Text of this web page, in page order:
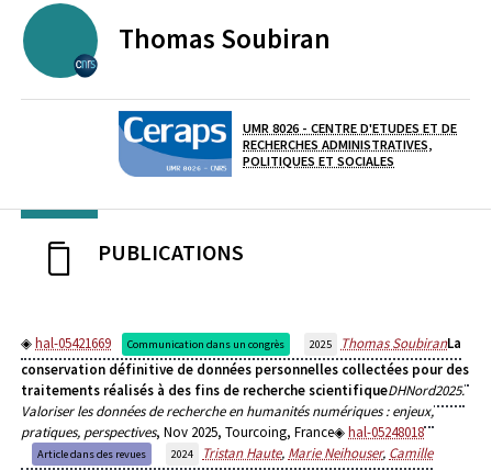
CENTRE NATIONAL DE LA RECHERCHE SCIENTIFIQUE
Thomas Soubiran
UMR 8026 - CENTRE D'ETUDES ET DE
RECHERCHES ADMINISTRATIVES,
POLITIQUES ET SOCIALES
PUBLICATIONS
hal-05421669 Communication dans un congrès 2025 Thomas SoubiranLa
conservation définitive de données personnelles collectées pour des
traitements réalisés à des fins de recherche scientifiqueDHNord2025.
Valoriser les données de recherche en humanités numériques : enjeux,
pratiques, perspectives, Nov 2025, Tourcoing, France hal-05248018
Article dans des revues 2024 Tristan Haute, Marie Neihouser, Camille